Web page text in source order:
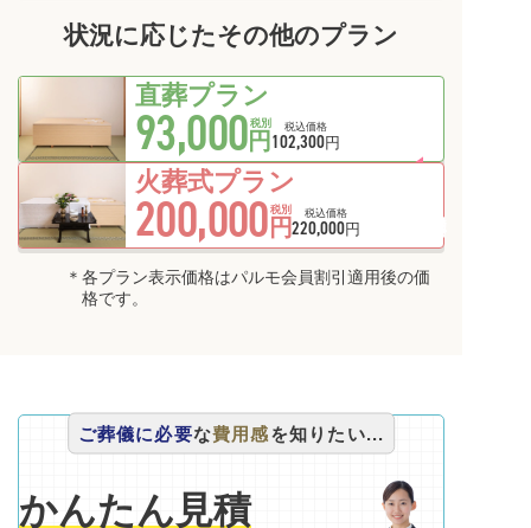
状況に応じたその他のプラン
直葬プラン
税別
93,000円 税込価格
102,300円
火葬式プラン
税別
200,000円 税込価格
220,000円
各プラン表示価格はパルモ会員割引適用後の価
格です。
ご葬儀に必要な費用感を知りたい...
かんたん見積